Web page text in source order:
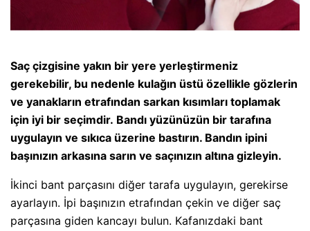
Saç çizgisine yakın bir yere yerleştirmeniz
gerekebilir, bu nedenle kulağın üstü özellikle gözlerin
ve yanakların etrafından sarkan kısımları toplamak
için iyi bir seçimdir. Bandı yüzünüzün bir tarafına
uygulayın ve sıkıca üzerine bastırın. Bandın ipini
başınızın arkasına sarın ve saçınızın altına gizleyin.
İkinci bant parçasını diğer tarafa uygulayın, gerekirse
ayarlayın. İpi başınızın etrafından çekin ve diğer saç
parçasına giden kancayı bulun. Kafanızdaki bant